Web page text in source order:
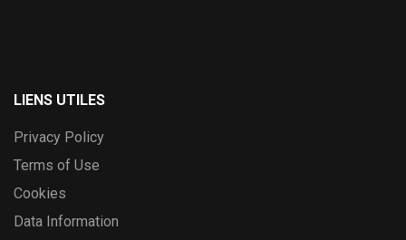
LIENS UTILES
Privacy Policy
Terms of Use
Cookies
Data Information